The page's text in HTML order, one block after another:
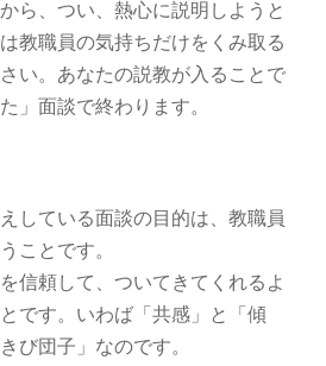
ら、つい、熱心に説明しようと
教職員の気持ちだけをくみ取る
い。あなたの説教が入ることで
」面談で終わります。
している面談の目的は、教職員
ことです。
信頼して、ついてきてくれるよ
です。いわば「共感」と「傾
び団子」なのです。